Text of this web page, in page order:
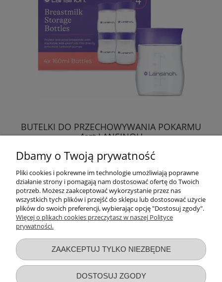
BUTELKI DO PRZECHOWYWANIA POKARMU
4szt LANSINOH
59,89 zł
DO KOSZYKA
Dbamy o Twoją prywatność
Pliki cookies i pokrewne im technologie umożliwiają poprawne
działanie strony i pomagają nam dostosować ofertę do Twoich
potrzeb. Możesz zaakceptować wykorzystanie przez nas
wszystkich tych plików i przejść do sklepu lub dostosować użycie
plików do swoich preferencji, wybierając opcję "Dostosuj zgody".
Więcej o plikach cookies przeczytasz w naszej Polityce
prywatności.
ZAAKCEPTUJ TYLKO NIEZBĘDNE
DOSTOSUJ ZGODY